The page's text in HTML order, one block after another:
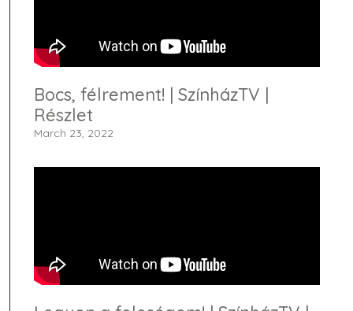
Bocs, félrement! | SzínházTV |
Részlet
March 23, 2022